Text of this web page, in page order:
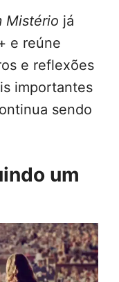
Mistério já
e reúne
e reflexões
importantes
sendo
um